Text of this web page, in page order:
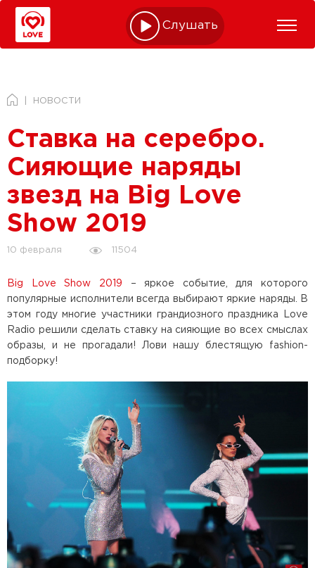
Слушать online
НОВОСТИ
Ставка на серебро.
Сияющие наряды
звезд на Big Love
Show 2019
10 февраля 11504
Big Love Show 2019 – яркое событие, для которого
популярные исполнители всегда выбирают яркие наряды. В
этом году многие участники грандиозного праздника Love
Radio решили сделать ставку на сияющие во всех смыслах
образы, и не прогадали! Лови нашу блестящую fashion-
подборку!